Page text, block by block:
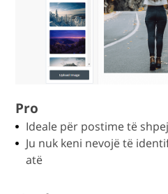
Pro
Ideale për postime të
Ju nuk keni nevojë të
atë